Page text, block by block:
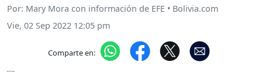
Por: Mary Mora con información de EFE • Bolivia.com
Vie, 02 Sep 2022 12:05 pm
Comparte en: